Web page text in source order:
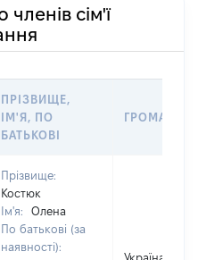
сім'ї
ПРІЗВИЩЕ,
ІМ'Я, ПО
БАТЬКОВІ
Прізвище:
Костюк
Ім'я:
Олена
По батькові (за
наявності):
Україна